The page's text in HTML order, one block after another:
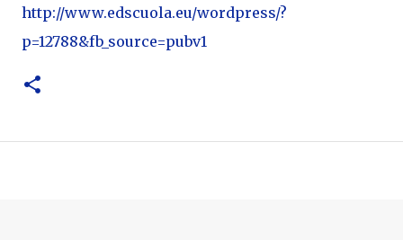
http://www.edscuola.eu/wordpress/?
p=12788&fb_source=pubv1